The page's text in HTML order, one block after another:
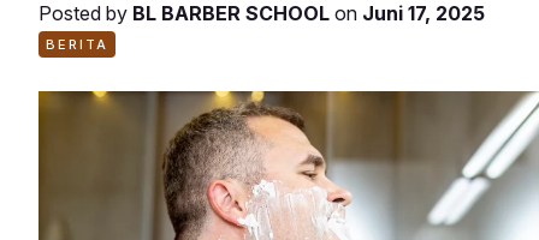
Posted by BL BARBER SCHOOL on Juni 17, 2025
BERITA